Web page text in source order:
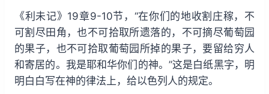
《利未记》19章9-10节，“在你们的地收割庄稼，不
可割尽田角，也不可拾取所遗落的，不可摘尽葡萄园
的果子，也不可拾取葡萄园所掉的果子，要留给穷人
和寄居的。我是耶和华你们的神。”这是白纸黑字，明
明白白写在神的律法上，给以色列人的规定。